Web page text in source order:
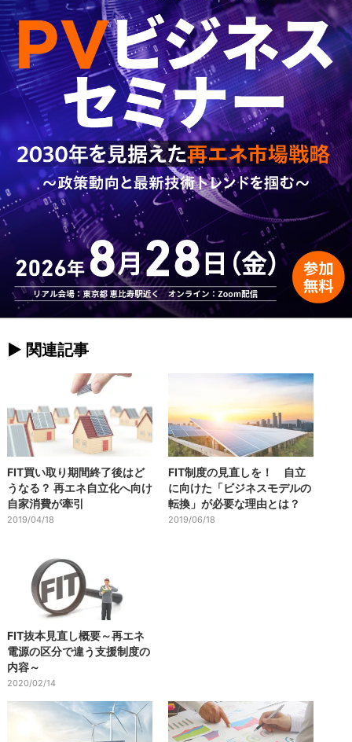
► 関連記事
FIT買い取り期間終了後はど
うなる？ 再エネ自立化へ向け
自家消費が牽引
2019/04/18
FIT制度の見直しを！ 自立
に向けた「ビジネスモデルの
転換」が必要な理由とは？
2019/06/18
FIT抜本見直し概要～再エネ
電源の区分で違う支援制度の
内容～
2020/02/14